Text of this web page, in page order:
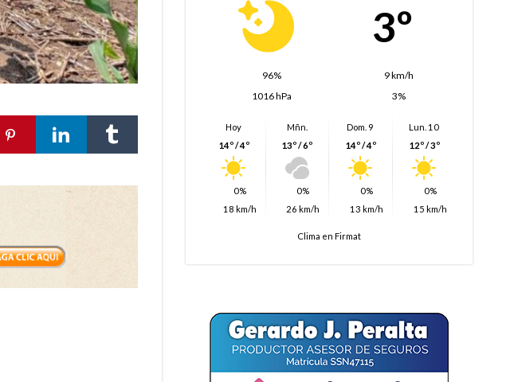
3º
96%
9 km/h
1016 hPa
3%
Hoy
14º / 4º
0%
18 km/h
Mñn.
13º / 6º
0%
26 km/h
Dom. 9
14º / 4º
0%
13 km/h
Lun. 10
12º / 3º
0%
15 km/h
Clima en Firmat